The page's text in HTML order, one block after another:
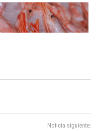
Noticia siguiente: